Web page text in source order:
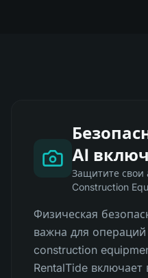
AI
Защитите свои
Construction
Физическая
важна для операций
construction
RentalTide